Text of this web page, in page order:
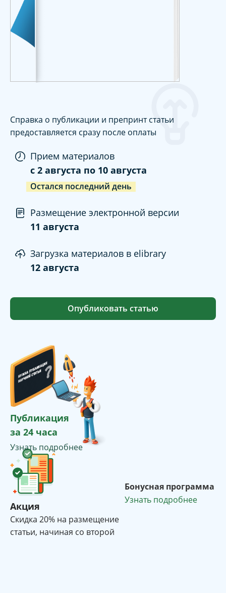
Справка о публикации и препринт статьи
предоставляется сразу после оплаты
Прием материалов
c 2 августа по 10 августа
Остался последний день
Размещение электронной версии
11 августа
Загрузка материалов в elibrary
12 августа
Опубликовать статью
Публикация
за 24 часа
Узнать подробнее
Акция
Cкидка 20% на размещение
статьи, начиная со второй
Бонусная программа
Узнать подробнее